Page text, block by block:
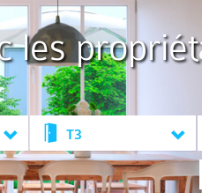
les
T3